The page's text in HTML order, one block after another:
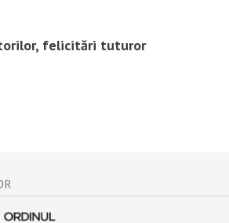
felicitări tuturor